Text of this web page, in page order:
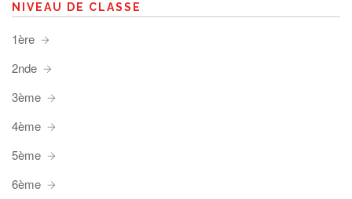
NIVEAU DE CLASSE
1ère
2nde
3ème
4ème
5ème
6ème